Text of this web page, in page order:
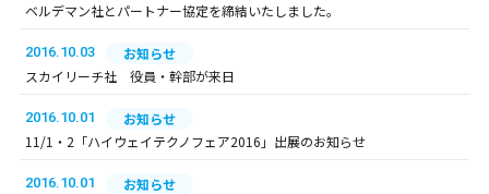
ベルデマン社とパートナー協定を締結いたしました。
2016.10.03
お知らせ
スカイリーチ社 役員・幹部が来日
2016.10.01
お知らせ
11/1・2「ハイウェイテクノフェア2016」出展のお知らせ
2016.10.01
お知らせ